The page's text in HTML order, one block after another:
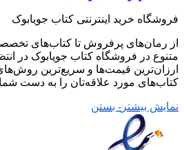
فروشگاه خرید اینترنتی کتاب جویابوک
از رمان‌های پرفروش تا کتاب‌های
متنوع در فروشگاه کتاب جویابوک در
ارزان‌ترین قیمت‌ها و سریع‌ترین
کتاب‌های مورد علاقه‌تان را به دست
نمایش بیشتر - بستن